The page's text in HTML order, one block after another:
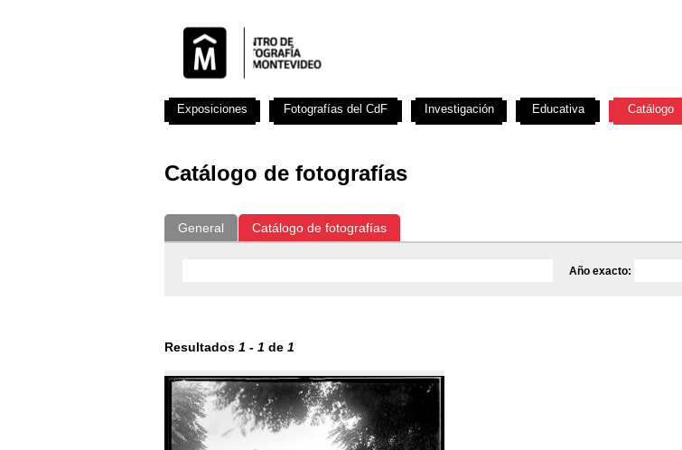
Catálogo de fotografías
General Catálogo de fotografías
Año exacto:
Resultados 1 - 1 de 1
Exposiciones Fotografías del CdF Investigación Educativa Catálogo